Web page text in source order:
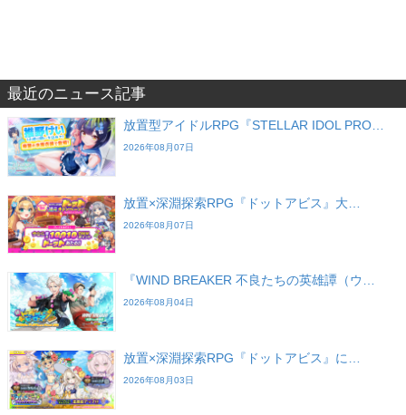
最近のニュース記事
放置型アイドルRPG『STELLAR IDOL PRO…
2026年08月07日
放置×深淵探索RPG『ドットアビス』大…
2026年08月07日
『WIND BREAKER 不良たちの英雄譚（ウ…
2026年08月04日
放置×深淵探索RPG『ドットアビス』に…
2026年08月03日